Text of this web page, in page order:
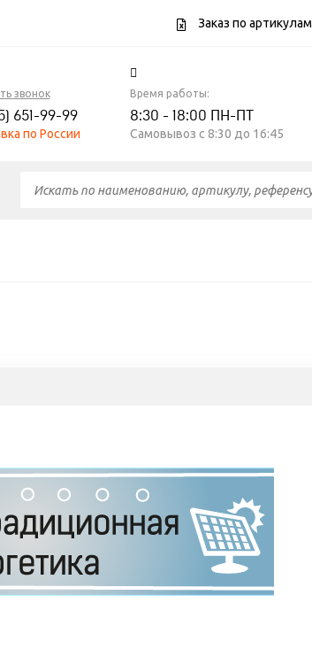
Заказ по артикулам
звонок
651-99-99
по России
Время работы:
8:30 - 18:00 ПН-ПТ
Самовывоз c 8:30 до 16:45